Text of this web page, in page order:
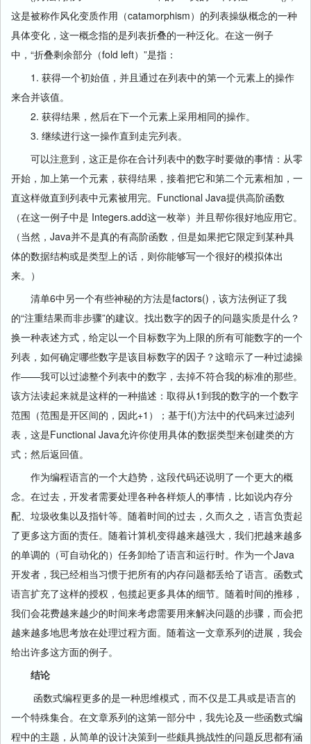
这是被称作风化变质作用（catamorphism）的列表操纵概念的一种
具体变化，这一概念指的是列表折叠的一种泛化。在这一例子
中，“折叠剩余部分（fold left）”是指：
1. 获得一个初始值，并且通过在列表中的第一个元素上的操作
来合并该值。
2. 获得结果，然后在下一个元素上采用相同的操作。
3. 继续进行这一操作直到走完列表。
可以注意到，这正是你在合计列表中的数字时要做的事情：从零
开始，加上第一个元素，获得结果，接着把它和第二个元素相加，一
直这样做直到列表中元素被用完。Functional Java提供高阶函数
（在这一例子中是 Integers.add这一枚举）并且帮你很好地应用它。
（当然，Java并不是真的有高阶函数，但是如果把它限定到某种具
体的数据结构或是类型上的话，则你能够写一个很好的模拟体出
来。）
清单6中另一个有些神秘的方法是factors()，该方法例证了我
的“注重结果而非步骤”的建议。找出数字的因子的问题实质是什么？
换一种表述方式，给定以一个目标数字为上限的所有可能数字的一个
列表，如何确定哪些数字是该目标数字的因子？这暗示了一种过滤操
作——我可以过滤整个列表中的数字，去掉不符合我的标准的那些。
该方法读起来就是这样的一种描述：取得从1到我的数字的一个数字
范围（范围是开区间的，因此+1）；基于f()方法中的代码来过滤列
表，这是Functional Java允许你使用具体的数据类型来创建类的方
式；然后返回值。
作为编程语言的一个大趋势，这段代码还说明了一个更大的概
念。在过去，开发者需要处理各种各样烦人的事情，比如说内存分
配、垃圾收集以及指针等。随着时间的过去，久而久之，语言负责起
了更多这方面的责任。随着计算机变得越来越强大，我们把越来越多
的单调的（可自动化的）任务卸给了语言和运行时。作为一个Java
开发者，我已经相当习惯于把所有的内存问题都丢给了语言。函数式
语言扩充了这样的授权，包揽起更多具体的细节。随着时间的推移，
我们会花费越来越少的时间来考虑需要用来解决问题的步骤，而会把
越来越多地思考放在处理过程方面。随着这一文章系列的进展，我会
给出许多这方面的例子。
结论
函数式编程更多的是一种思维模式，而不仅是工具或是语言的
一个特殊集合。在文章系列的这第一部分中，我先论及一些函数式编
程中的主题，从简单的设计决策到一些颇具挑战性的问题反思都有涵